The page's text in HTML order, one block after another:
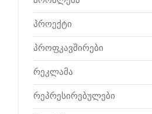
პროექტი
პროფკავშირები
რეკლამა
რეპრესირებულები